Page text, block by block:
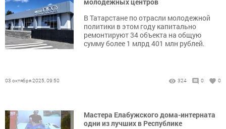
молодежных центров
В Татарстане по отрасли молодежной
политики в этом году капитально
ремонтируют 34 объекта на общую
сумму более 1 млрд 401 млн рублей.
03 октября 2025, 09:50 324 0 0
Мастера Елабужского дома-интерната
одни из лучших в Республике